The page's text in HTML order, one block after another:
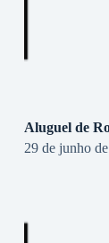
Aluguel de
29 de junho